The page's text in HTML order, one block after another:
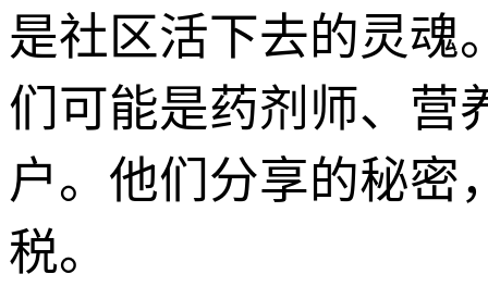
是社区活下去的灵魂
们可能是药剂师、营
户。他们分享的秘密
税。